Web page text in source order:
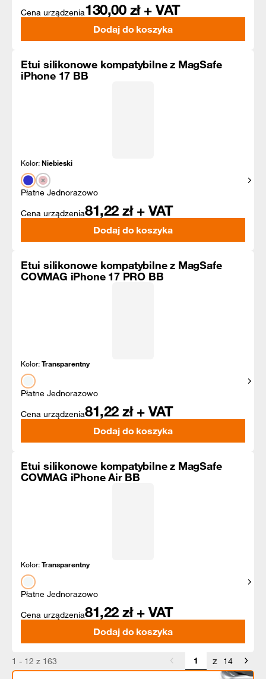
Cena urządzenia130,00 zł + VAT
Dodaj do koszyka
Etui silikonowe kompatybilne z MagSafe
iPhone 17 BB
Kolor:Niebieski
Płatne Jednorazowo
Cena urządzenia81,22 zł + VAT
Dodaj do koszyka
Etui silikonowe kompatybilne z MagSafe
COVMAG iPhone 17 PRO BB
Kolor:Transparentny
Płatne Jednorazowo
Cena urządzenia81,22 zł + VAT
Dodaj do koszyka
Etui silikonowe kompatybilne z MagSafe
COVMAG iPhone Air BB
Kolor:Transparentny
Płatne Jednorazowo
Cena urządzenia81,22 zł + VAT
Dodaj do koszyka
1 - 12 z 163 z 14